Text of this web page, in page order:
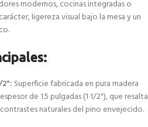
modernos, cocinas integradas o
ligereza visual bajo la mesa y un
Superficie fabricada en pura madera
de 1.5 pulgadas (1 1/2"), que resalta
naturales del pino envejecido.